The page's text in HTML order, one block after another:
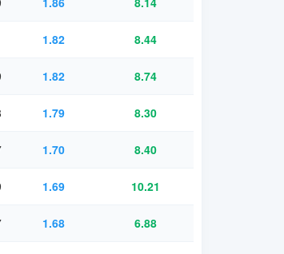
1.82 8.44
1.82 8.74
1.79 8.30
1.70 8.40
1.69 10.21
1.68 6.88